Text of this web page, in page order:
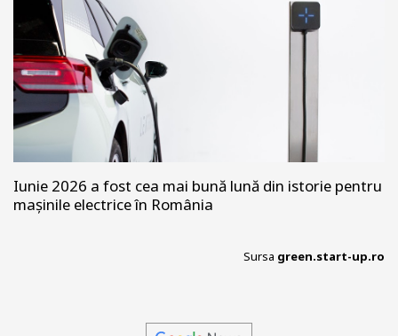
Iunie 2026 a fost cea mai bună lună din istorie pentru
mașinile electrice în România
Sursa green.start-up.ro